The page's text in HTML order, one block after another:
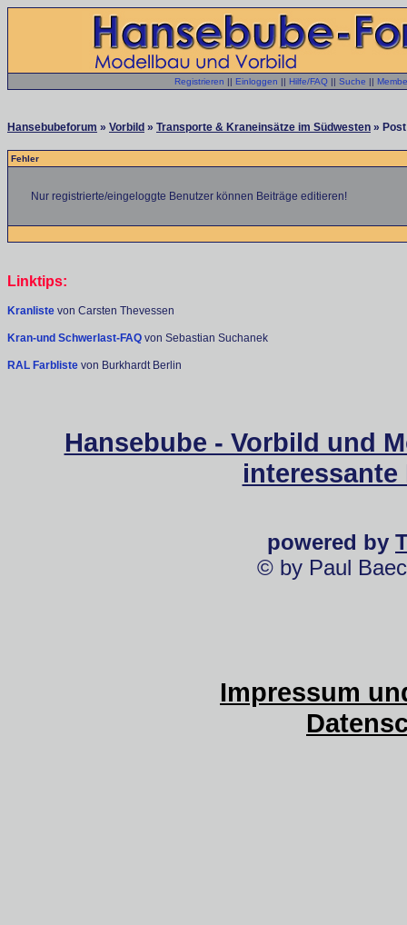
Registrieren || Einloggen || Hilfe/FAQ || Suche ||
Hansebubeforum » Vorbild » Transporte & Kraneinsätze im Südwesten »
Fehler
Nur registrierte/eingeloggte Benutzer können Beiträge editieren!
Linktips:
Kranliste von Carsten Thevessen
Kran-und Schwerlast-FAQ von Sebastian Suchanek
RAL Farbliste von Burkhardt Berlin
Hansebube - Vorbild und
powered by
© by Paul
Impressum